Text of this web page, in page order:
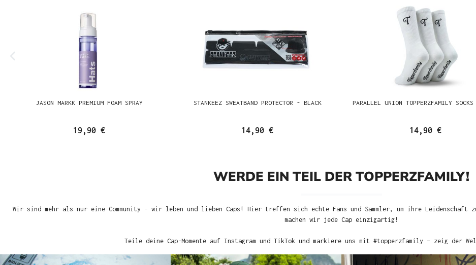
JASON MARKK PREMIUM FOAM SPRAY
19,90 €
STANKEEZ SWEATBAND PROTECTOR - BLACK
14,90 €
PARALLEL UNION TOPPERZFAMILY
14,90 €
WERDE EIN TEIL DER TOPPERZFAMILY!
Wir sind mehr als nur eine Community – wir leben und lieben Caps! Hier treffen sich echte Fans und Sammler, um ihre Leidenschaft
machen wir jede Cap einzigartig!
Teile deine Cap-Momente auf Instagram und TikTok und markiere uns mit #topperzfamily – zeig der